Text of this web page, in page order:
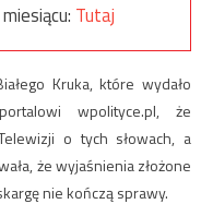
Tutaj
Kruka, które wydało
wpolityce.pl, że
o tych słowach, a
że wyjaśnienia złożone
nie kończą sprawy.